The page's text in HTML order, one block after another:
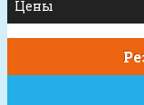
Цены